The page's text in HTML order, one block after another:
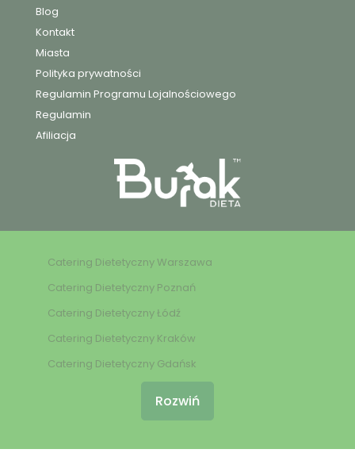
Blog
Kontakt
Miasta
Polityka prywatności
Regulamin Programu Lojalnościowego
Regulamin
Afiliacja
Catering Dietetyczny Warszawa
Catering Dietetyczny Poznań
Catering Dietetyczny Łódź
Catering Dietetyczny Kraków
Catering Dietetyczny Gdańsk
Rozwiń